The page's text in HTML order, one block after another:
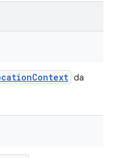
Context da